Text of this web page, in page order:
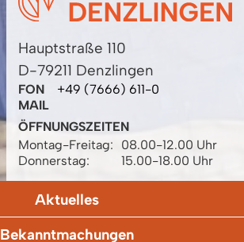
Hauptstraße 110
D-79211 Denzlingen
FON
+49 (7666) 611-0
MAIL
ÖFFNUNGSZEITEN
Montag-Freitag:
08.00-12.00 Uhr
Donnerstag:
15.00-18.00 Uhr
Aktuelles
Bekanntmachungen